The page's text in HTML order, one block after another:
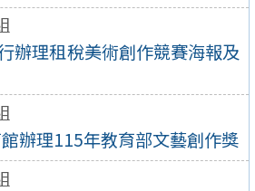
辦理租稅美術創作競賽海報及
辦理115年教育部文藝創作獎